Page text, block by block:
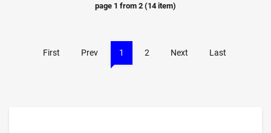
page 1 from 2 (14item)
First Prev 1 2 Next Last